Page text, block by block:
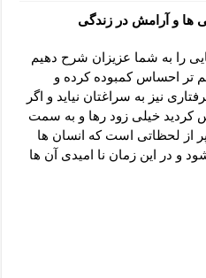
رفع مشکلات و طلب حاجت
زخم – دعای چشم زخم ماشاالله
برای آرامش قلب و رفع اضطراب
دعای ثروت حضرت سلیمان
ها و آرامش در زندگی
را به شما عزیزان شرح دهیم
تر احساس کمبوده کرده و
نیز به سراغتان نیاید و اگر
کردید خیلی زود رها و به سمت
از لحظاتی است که انسان ها
و در این زمان نا امیدی آن ها